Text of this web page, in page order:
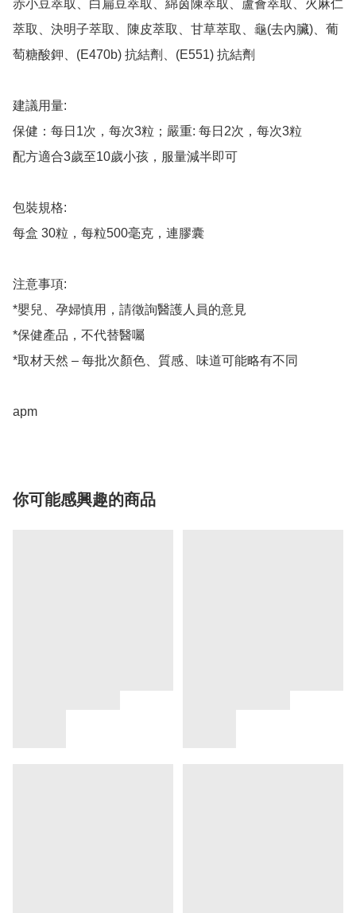
赤小豆萃取、白扁豆萃取、綿茵陳萃取、蘆薈萃取、火麻仁
萃取、決明子萃取、陳皮萃取、甘草萃取、龜(去內臟)、葡
萄糖酸鉀、(E470b) 抗結劑、(E551) 抗結劑
建議用量:
保健：每日1次，每次3粒；嚴重: 每日2次，每次3粒
配方適合3歲至10歲小孩，服量減半即可
包裝規格:
每盒 30粒，每粒500毫克，連膠囊
注意事項:
*嬰兒、孕婦慎用，請徵詢醫護人員的意見
*保健產品，不代替醫囑
*取材天然 – 每批次顏色、質感、味道可能略有不同
apm
你可能感興趣的商品